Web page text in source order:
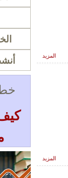
«
المزيد
المزيد